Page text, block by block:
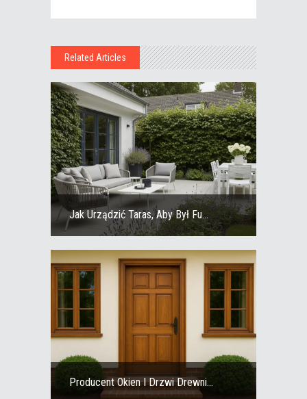
Related Articles
Jak Urządzić Taras, Aby Był Fu...
Producent Okien I Drzwi Drewni...